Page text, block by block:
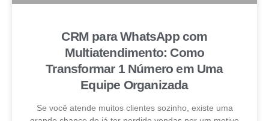
CRM para WhatsApp com
Multiatendimento: Como
Transformar 1 Número em Uma
Equipe Organizada
Se você atende muitos clientes sozinho, existe uma